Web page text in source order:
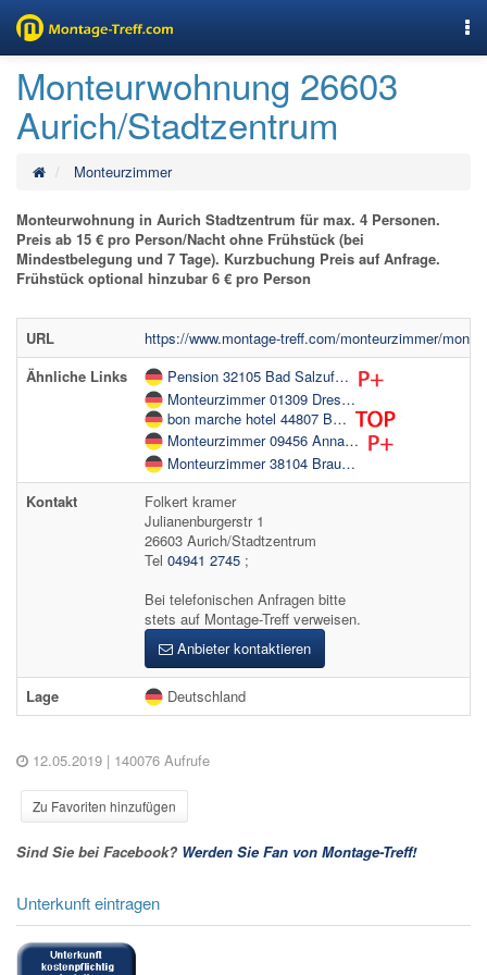
Monteurwohnung 26603
Aurich/Stadtzentrum
Monteurzimmer
Monteurwohnung in Aurich Stadtzentrum für max. 4 Personen.
Preis ab 15 € pro Person/Nacht ohne Frühstück (bei
Mindestbelegung und 7 Tage). Kurzbuchung Preis auf Anfrage.
Frühstück optional hinzubar 6 € pro Person
URL
https://www.montage-treff.com/monteurzimmer/
Ähnliche Links
Pension 32105 Bad Salzuf…
Monteurzimmer 01309 Dres…
bon marche hotel 44807 B…
Monteurzimmer 09456 Anna…
Monteurzimmer 38104 Brau…
Kontakt
Folkert kramer
Julianenburgerstr 1
26603 Aurich/Stadtzentrum
Tel 04941 2745 ;
Bei telefonischen Anfragen bitte
stets auf Montage-Treff verweisen.
Anbieter kontaktieren
Lage Deutschland
12.05.2019 | 140076 Aufrufe
Zu Favoriten hinzufügen
Sind Sie bei Facebook? Werden Sie Fan von Montage-Treff!
Unterkunft eintragen